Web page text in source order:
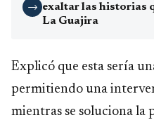
→ exaltar las historias
La Guajira
Explicó que esta sería
permitiendo una
mientras se soluciona la